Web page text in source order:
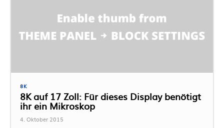
8K
8K auf 17 Zoll: Für dieses Display benötigt
ihr ein Mikroskop
4. Oktober 2015